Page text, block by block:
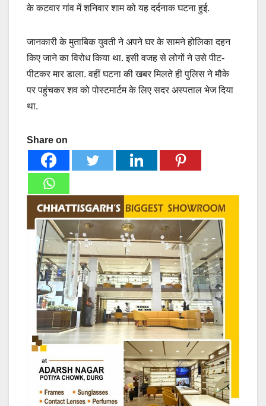
के कटवार गांव में शनिवार शाम को यह दर्दनाक घटना हुई.
जानकारी के मुताबिक युवती ने अपने घर के सामने होलिका दहन
किए जाने का विरोध किया था. इसी वजह से लोगों ने उसे पीट-
पीटकर मार डाला. वहीं घटना की खबर मिलते ही पुलिस ने मौके
पर पहुंचकर शव को पोस्टमार्टम के लिए सदर अस्पताल भेज दिया
था.
Share on